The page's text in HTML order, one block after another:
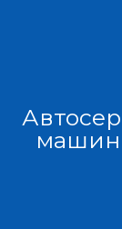
машин